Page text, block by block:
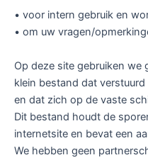
• voor intern gebruik en
• om uw vragen/
Op deze site gebruiken we
klein bestand dat
en dat zich op de vaste
Dit bestand houdt de
internetsite en bevat een
We hebben geen